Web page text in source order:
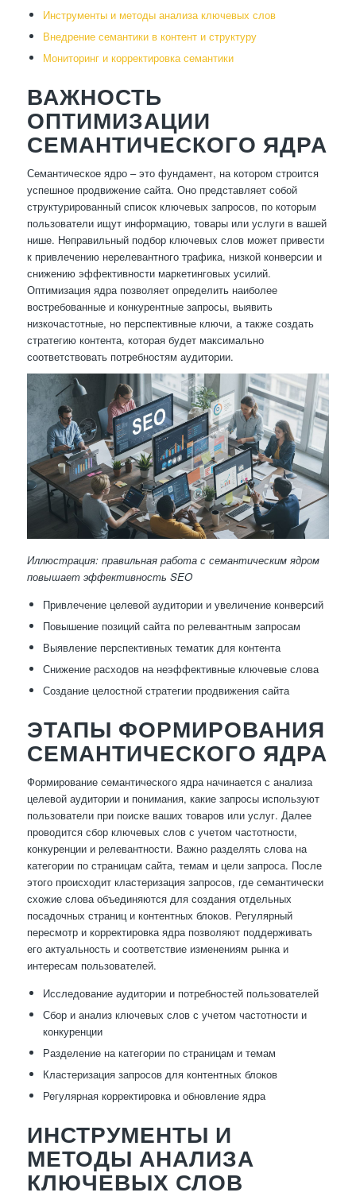
Инструменты и методы анализа ключевых слов
Внедрение семантики в контент и структуру
Мониторинг и корректировка семантики
ВАЖНОСТЬ
ОПТИМИЗАЦИИ
СЕМАНТИЧЕСКОГО ЯДРА
Семантическое ядро – это фундамент, на котором строится
успешное продвижение сайта. Оно представляет собой
структурированный список ключевых запросов, по которым
пользователи ищут информацию, товары или услуги в вашей
нише. Неправильный подбор ключевых слов может привести
к привлечению нерелевантного трафика, низкой конверсии и
снижению эффективности маркетинговых усилий.
Оптимизация ядра позволяет определить наиболее
востребованные и конкурентные запросы, выявить
низкочастотные, но перспективные ключи, а также создать
стратегию контента, которая будет максимально
соответствовать потребностям аудитории.
Иллюстрация: правильная работа с семантическим ядром
повышает эффективность SEO
Привлечение целевой аудитории и увеличение конверсий
Повышение позиций сайта по релевантным запросам
Выявление перспективных тематик для контента
Снижение расходов на неэффективные ключевые слова
Создание целостной стратегии продвижения сайта
ЭТАПЫ ФОРМИРОВАНИЯ
СЕМАНТИЧЕСКОГО ЯДРА
Формирование семантического ядра начинается с анализа
целевой аудитории и понимания, какие запросы используют
пользователи при поиске ваших товаров или услуг. Далее
проводится сбор ключевых слов с учетом частотности,
конкуренции и релевантности. Важно разделять слова на
категории по страницам сайта, темам и цели запроса. После
этого происходит кластеризация запросов, где семантически
схожие слова объединяются для создания отдельных
посадочных страниц и контентных блоков. Регулярный
пересмотр и корректировка ядра позволяют поддерживать
его актуальность и соответствие изменениям рынка и
интересам пользователей.
Исследование аудитории и потребностей пользователей
Сбор и анализ ключевых слов с учетом частотности и
конкуренции
Разделение на категории по страницам и темам
Кластеризация запросов для контентных блоков
Регулярная корректировка и обновление ядра
ИНСТРУМЕНТЫ И
МЕТОДЫ АНАЛИЗА
КЛЮЧЕВЫХ СЛОВ